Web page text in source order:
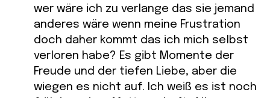
wer wäre ich zu verlange das sie jemand
anderes wäre wenn meine Frustration
doch daher kommt das ich mich selbst
verloren habe? Es gibt Momente der
Freude und der tiefen Liebe, aber die
wiegen es nicht auf. Ich weiß es ist noch